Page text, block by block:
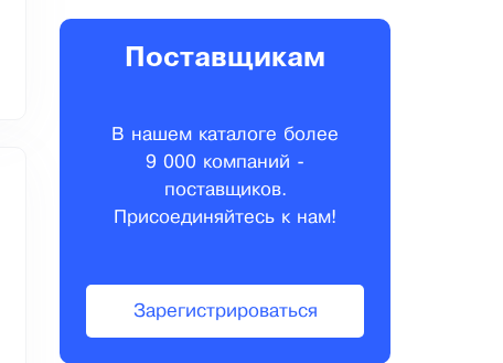
Поставщикам
В нашем каталоге более
9 000 компаний -
поставщиков.
Присоединяйтесь к нам!
Зарегистрироваться